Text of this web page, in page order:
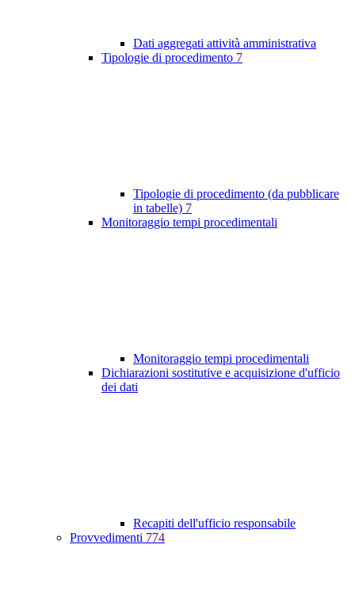
Dati aggregati attività amministrativa
Tipologie di procedimento 7
Tipologie di procedimento (da pubblicare
in tabelle) 7
Monitoraggio tempi procedimentali
Monitoraggio tempi procedimentali
Dichiarazioni sostitutive e acquisizione d'ufficio
dei dati
Recapiti dell'ufficio responsabile
Provvedimenti 774